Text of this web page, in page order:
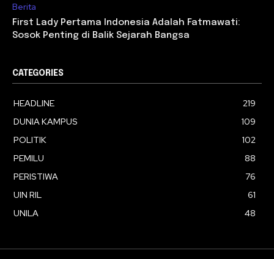
Berita
First Lady Pertama Indonesia Adalah Fatmawati:
Sosok Penting di Balik Sejarah Bangsa
CATEGORIES
HEADLINE
219
DUNIA KAMPUS
109
POLITIK
102
PEMILU
88
PERISTIWA
76
UIN RIL
61
UNILA
48